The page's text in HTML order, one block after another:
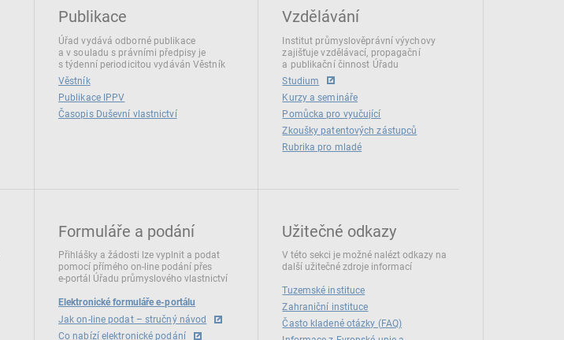
Publikace
Úřad vydává odborné publikace
a v souladu s právními předpisy je
s týdenní periodicitou vydáván Věstník
Věstník
Publikace IPPV
Časopis Duševní vlastnictví
Vzdělávání
Institut průmyslověprávní výychovy
zajišťuje vzdělávací, propagační
a publikační činnost Úřadu
Studium
Kurzy a semináře
Pomůcka pro vyučující
Zkoušky patentových zástupců
Rubrika pro mladé
Formuláře a podání
Přihlášky a žádosti lze vyplnit a podat
pomocí přímého on‑line podání přes
e‑portál Úřadu průmyslového vlastnictví
Elektronické formuláře e-portálu
Jak on-line podat – stručný návod
Co nabízí elektronické podání
Užitečné odkazy
V této sekci je možné nalézt odkazy na
další užitečné zdroje informací
Tuzemské instituce
Zahraniční instituce
Často kladené otázky (FAQ)